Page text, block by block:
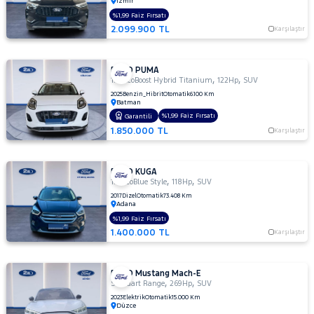
MOTORSIKLET
NISSAN
OPEL
RENAULT
SEAT
SKODA
SSANGYONG
SUBARU
TESLA
TOGG
TOYOTA
TRAKTÖR
VOLKSWAGEN
VOLVO
2.099.900 TL Karşılaştır
%1,99 Faiz Fırsatı
FORD PUMA
1.0 EcoBoost Hybrid Titanium,122Hp, SUV
2025Benzin_HibritOtomatik6.100 Km
Batman
1.850.000 TL Karşılaştır
Garantili %1,99 Faiz Fırsatı
FORD KUGA
1.5 EcoBlue Style,118Hp, SUV
2017DizelOtomatik73.408 Km
Adana
1.400.000 TL Karşılaştır
%1,99 Faiz Fırsatı
FORD Mustang Mach-E
Standart Range,269Hp, SUV
2023ElektrikOtomatik15.000 Km
Düzce